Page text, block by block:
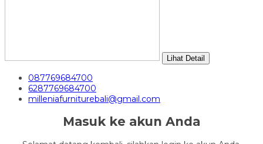
Lihat Detail
087769684700
6287769684700
milleniafurniturebali@gmail.com
Masuk ke akun Anda